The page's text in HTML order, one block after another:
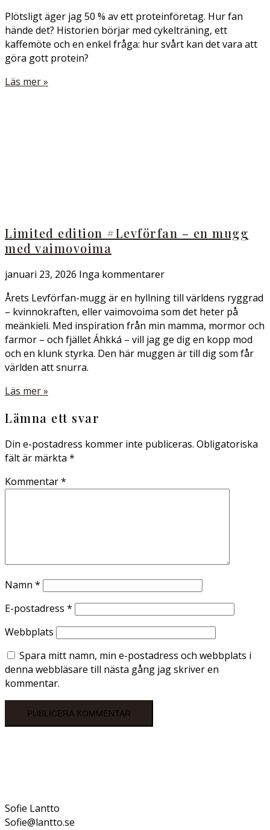
Plötsligt äger jag 50 % av ett proteinföretag. Hur fan
hände det? Historien börjar med cykelträning, ett
kaffemöte och en enkel fråga: hur svårt kan det vara att
göra gott protein?
Läs mer »
Limited edition #Levförfan – en mugg
med vaimovoima
januari 23, 2026 Inga kommentarer
Årets Levförfan-mugg är en hyllning till världens ryggrad
– kvinnokraften, eller vaimovoima som det heter på
meänkieli. Med inspiration från min mamma, mormor och
farmor – och fjället Áhkká – vill jag ge dig en kopp mod
och en klunk styrka. Den här muggen är till dig som får
världen att snurra.
Läs mer »
Lämna ett svar
Din e-postadress kommer inte publiceras. Obligatoriska
fält är märkta *
Kommentar*
Namn *
E-postadress *
Webbplats
Spara mitt namn, min e-postadress och webbplats i
denna webbläsare till nästa gång jag skriver en
kommentar.
Sofie Lantto
Sofie@lantto.se